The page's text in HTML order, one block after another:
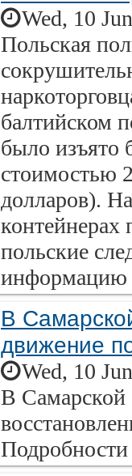
Wed, 10
Польская
балтийском
было изъято
стоимостью
долларов).
польские
информацию
В
движение
Wed, 10
В Самарской